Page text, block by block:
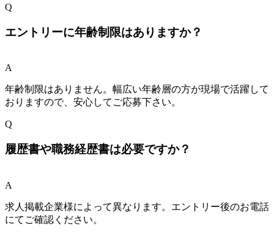
Q
エントリーに年齢制限はありますか？
A
年齢制限はありません。幅広い年齢層の方が現場で活躍して
おりますので、安心してご応募下さい。
Q
履歴書や職務経歴書は必要ですか？
A
求人掲載企業様によって異なります。エントリー後のお電話
にてご確認ください。